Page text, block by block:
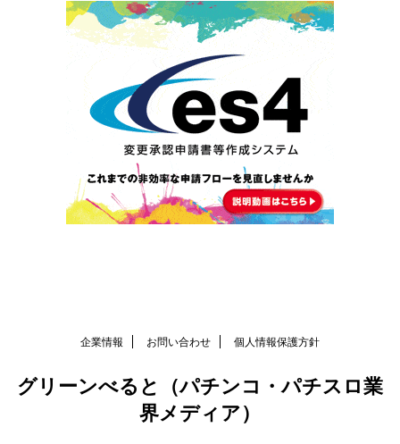
企業情報 お問い合わせ 個人情報保護方針
グリーンべると（パチンコ・パチスロ業
界メディア）